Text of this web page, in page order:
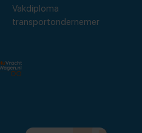
Vakdiploma
transportondernemer